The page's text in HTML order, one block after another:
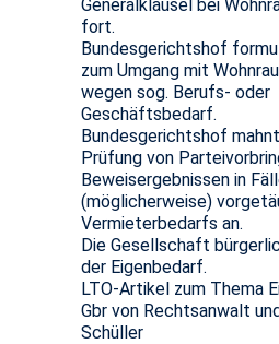
Generalklausel bei
fort.
Bundesgerichtshof
zum Umgang mit
wegen sog. Berufs- oder
Geschäftsbedarf.
Bundesgerichtshof
Prüfung von
Beweisergebnissen in
(möglicherweise)
Vermieterbedarfs an.
Die Gesellschaft
der Eigenbedarf.
LTO-Artikel zum Thema
Gbr von Rechtsanwalt
Schüller